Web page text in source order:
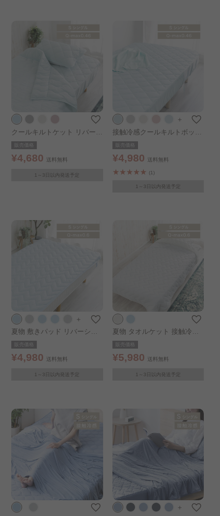
クールキルトケット リバーシ
ブル 接触冷感 シングル アイ
スブルー
販売価格
¥4,680 送料無料
1～3日以内発送予定
＋
接触冷感クールキルトボック
スシーツ リバーシブル シン
グル アイスブルー
販売価格
¥4,980 送料無料
(1)
1～3日以内発送予定
＋
夏物 敷きパッド リバーシブ
ル 接触冷感 シングル アイス
ブルー
販売価格
¥4,980 送料無料
1～3日以内発送予定
夏物 タオルケット 接触冷感
キルト シングル シルバーグ
レー
販売価格
¥5,980 送料無料
1～3日以内発送予定
＋